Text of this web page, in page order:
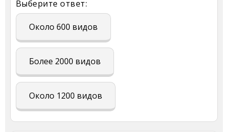
Выберите ответ:
Около 600 видов
Более 2000 видов
Около 1200 видо в